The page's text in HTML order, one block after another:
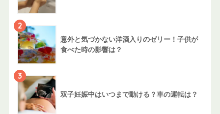
2
意外と気づかない洋酒入りのゼリー！子供が
食べた時の影響は？
3
双子妊娠中はいつまで動ける？車の運転は？